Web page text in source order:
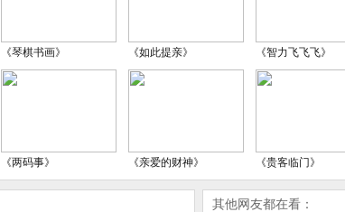
《琴棋书画》 《如此提亲》 《智力飞飞飞》
《两码事》 《亲爱的财神》 《贵客临门》
其他网友都在看：